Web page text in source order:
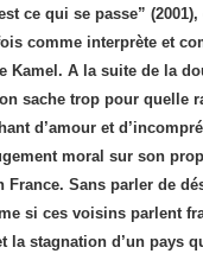
ce qui se passe”
comme interprète et
A la suite de la
sache trop pour quelle
d’amour et
moral sur son
Sans parler de
si ces voisins parlent
la stagnation d’un pays